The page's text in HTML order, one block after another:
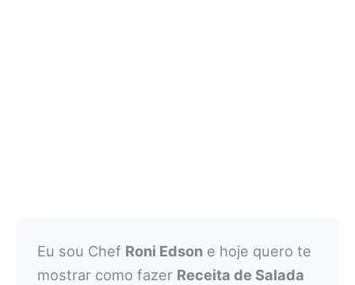
Eu sou Chef Roni Edson e hoje quero te
mostrar como fazer Receita de Salada